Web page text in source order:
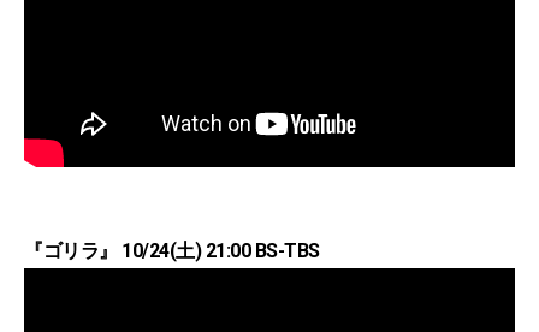
『ゴリラ』 10/24(土) 21:00 BS-TBS